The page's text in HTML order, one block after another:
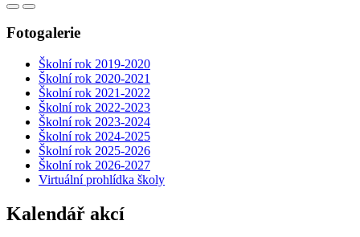
Fotogalerie
Školní rok 2019-2020
Školní rok 2020-2021
Školní rok 2021-2022
Školní rok 2022-2023
Školní rok 2023-2024
Školní rok 2024-2025
Školní rok 2025-2026
Školní rok 2026-2027
Virtuální prohlídka školy
Kalendář akcí